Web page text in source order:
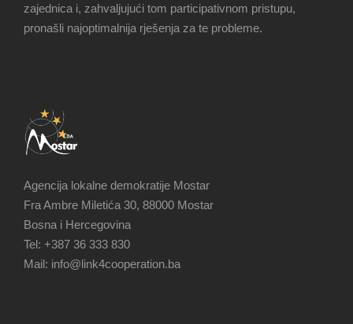
zajednica i, zahvaljujući tom participativnom pristupu,
pronašli najoptimalnija rješenja za te probleme.
Agencija lokalne demokratije Mostar
Fra Ambre Miletića 30, 88000 Mostar
Bosna i Hercegovina
Tel: +387 36 333 830
Mail: info@link4cooperation.ba